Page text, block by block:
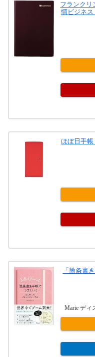
フランクリ
慣ビジネス
ほぼ日手帳
「箇条書
Marie ディ